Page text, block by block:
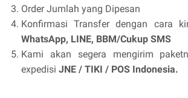
Order Jumlah yang Dipesan
Konfirmasi Transfer dengan cara
WhatsApp, LINE, BBM/Cukup SMS
Kami akan segera mengirim
expedisi JNE / TIKI / POS Indonesia.